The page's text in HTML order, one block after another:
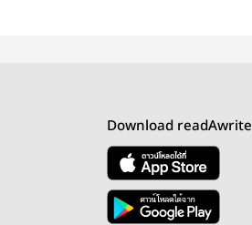
Download readAwrite